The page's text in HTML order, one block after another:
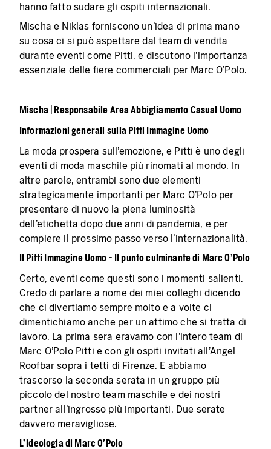
hanno fatto sudare gli ospiti internazionali.
Mischa e Niklas forniscono un'idea di prima mano
su cosa ci si può aspettare dal team di vendita
durante eventi come Pitti, e discutono l'importanza
essenziale delle fiere commerciali per Marc O'Polo.
Mischa | Responsabile Area Abbigliamento Casual Uomo
Informazioni generali sulla Pitti Immagine Uomo
La moda prospera sull'emozione, e Pitti è uno degli
eventi di moda maschile più rinomati al mondo. In
altre parole, entrambi sono due elementi
strategicamente importanti per Marc O'Polo per
presentare di nuovo la piena luminosità
dell'etichetta dopo due anni di pandemia, e per
compiere il prossimo passo verso l'internazionalità.
Il Pitti Immagine Uomo - Il punto culminante di Marc O'Polo
Certo, eventi come questi sono i momenti salienti.
Credo di parlare a nome dei miei colleghi dicendo
che ci divertiamo sempre molto e a volte ci
dimentichiamo anche per un attimo che si tratta di
lavoro. La prima sera eravamo con l'intero team di
Marc O'Polo Pitti e con gli ospiti invitati all'Angel
Roofbar sopra i tetti di Firenze. E abbiamo
trascorso la seconda serata in un gruppo più
piccolo del nostro team maschile e dei nostri
partner all'ingrosso più importanti. Due serate
davvero meravigliose.
L'ideologia di Marc O'Polo